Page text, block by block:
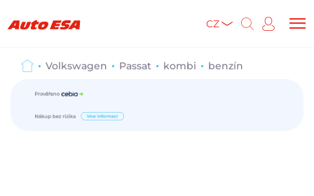
CZ
Volkswagen Passat kombi benzín